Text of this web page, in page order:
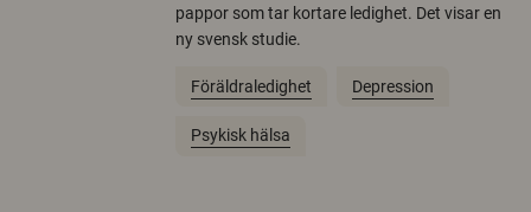
pappor som tar kortare ledighet. Det visar en
ny svensk studie.
Föräldraledighet Depression
Psykisk hälsa